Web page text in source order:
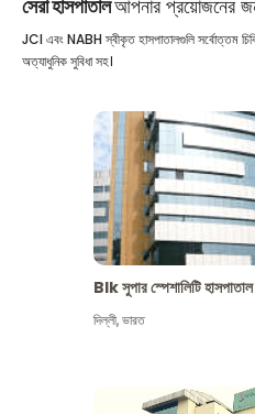
সেরা হাসপাতালআপনার প্রয়োজনের
JCI এবং NABH স্বীকৃত হাসপাতালগুলি সর্বোত্তম
অত্যাধুনিক সুবিধা সহ।
Blk সুপার স্পেশালিটি হাসপাতাল
দিল্লী,ভারত